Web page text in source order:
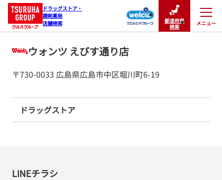
ドラッグストア・
調剤薬局
店舗検索
都道府県
検索
メニュー
閉じる
ウォンツ えびす通り店
〒730-0033 広島県広島市中区堀川町6-19
ドラッグストア
LINEチラシ